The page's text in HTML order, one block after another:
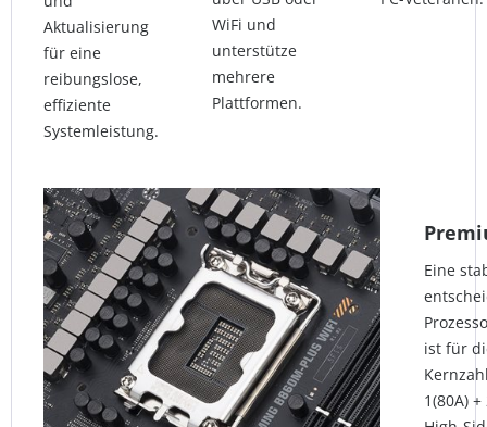
Aktualisierung
für eine
reibungslose,
effiziente
Systemleistung.
WiFi und
unterstütze
mehrere
Plattformen.
Eine
ist für
1(80A)